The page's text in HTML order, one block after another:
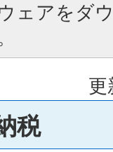
ェアをダ
更
税